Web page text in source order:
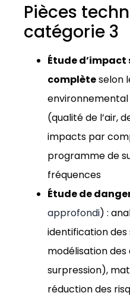
Pièces
catégorie 3
Étude d’impact
complèteselon
(qualité de l’air,
impacts par
programme de
fréquences
Étude de
approfondi) :
identification
modélisation
surpression),
réduction des